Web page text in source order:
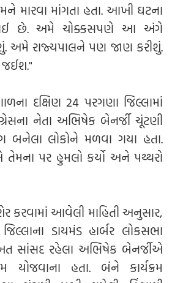
મારવા માંગતા હતા. આખી ઘટના
ગઈ છે. અમે ચોક્કસપણે આ અંગે
અમે રાજ્યપાલને પણ જાણ કરીશું.
જઈશ."
દક્ષિણ 24 પરગણા જિલ્લામાં
નેતા અભિષેક બેનર્જી ચૂંટણી
બનેલા લોકોને મળવા ગયા હતા.
તેમના પર હુમલો કર્યો અને પથ્થરો
કરવામાં આવેલી માહિતી અનુસાર,
ડાયમંડ હાર્બર લોકસભા
સાંસદ રહેલા અભિષેક બેનર્જીએ
યોજવાના હતા. બંને કાર્યક્રમ